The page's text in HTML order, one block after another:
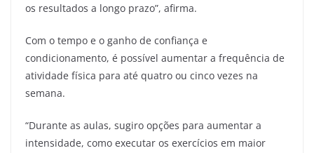
os resultados a longo prazo”, afirma.
Com o tempo e o ganho de confiança e
condicionamento, é possível aumentar a frequência de
atividade física para até quatro ou cinco vezes na
semana.
“Durante as aulas, sugiro opções para aumentar a
intensidade, como executar os exercícios em maior